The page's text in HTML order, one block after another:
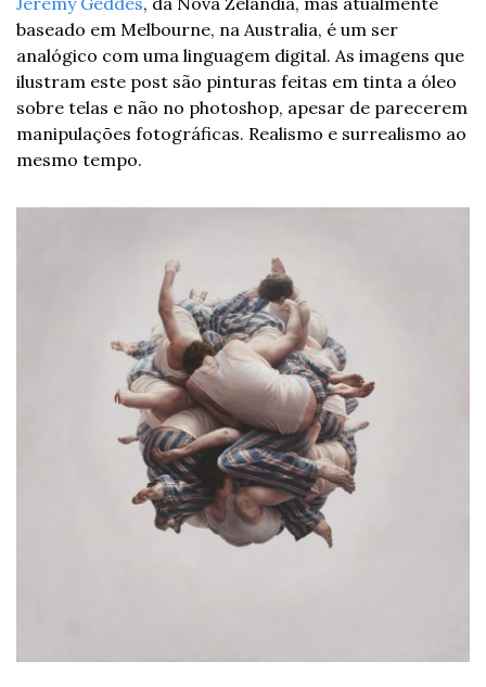
baseado em Melbourne, na Australia, é um ser
analógico com uma linguagem digital. As imagens que
ilustram este post são pinturas feitas em tinta a óleo
sobre telas e não no photoshop, apesar de parecerem
manipulações fotográficas. Realismo e surrealismo ao
mesmo tempo.